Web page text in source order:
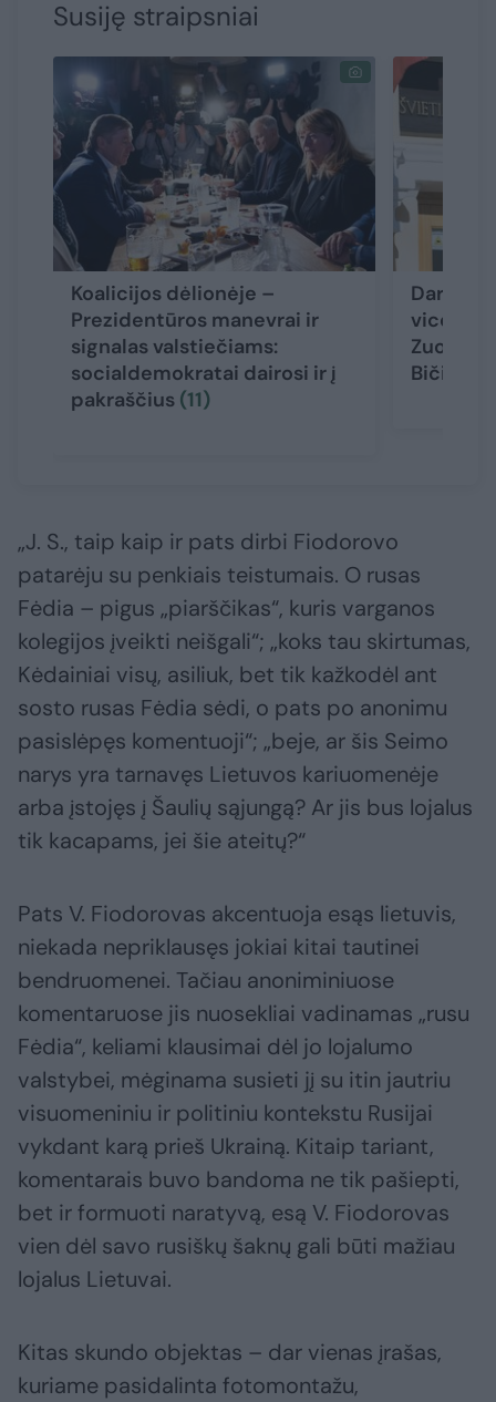
Susiję straipsniai
Koalicijos dėlionėje –
Prezidentūros manevrai ir
signalas valstiečiams:
socialdemokratai dairosi ir į
pakraščius (11)
Darbą
Zuoza
Bičiūnas
„J. S., taip kaip ir pats dirbi Fiodorovo
patarėju su penkiais teistumais. O rusas
Fėdia – pigus „piarščikas“, kuris varganos
kolegijos įveikti neišgali“; „koks tau skirtumas,
Kėdainiai visų, asiliuk, bet tik kažkodėl ant
sosto rusas Fėdia sėdi, o pats po anonimu
pasislėpęs komentuoji“; „beje, ar šis Seimo
narys yra tarnavęs Lietuvos kariuomenėje
arba įstojęs į Šaulių sąjungą? Ar jis bus lojalus
tik kacapams, jei šie ateitų?“
Pats V. Fiodorovas akcentuoja esąs lietuvis,
niekada nepriklausęs jokiai kitai tautinei
bendruomenei. Tačiau anoniminiuose
komentaruose jis nuosekliai vadinamas „rusu
Fėdia“, keliami klausimai dėl jo lojalumo
valstybei, mėginama susieti jį su itin jautriu
visuomeniniu ir politiniu kontekstu Rusijai
vykdant karą prieš Ukrainą. Kitaip tariant,
komentarais buvo bandoma ne tik pašiepti,
bet ir formuoti naratyvą, esą V. Fiodorovas
vien dėl savo rusiškų šaknų gali būti mažiau
lojalus Lietuvai.
Kitas skundo objektas – dar vienas įrašas,
kuriame pasidalinta fotomontažu,